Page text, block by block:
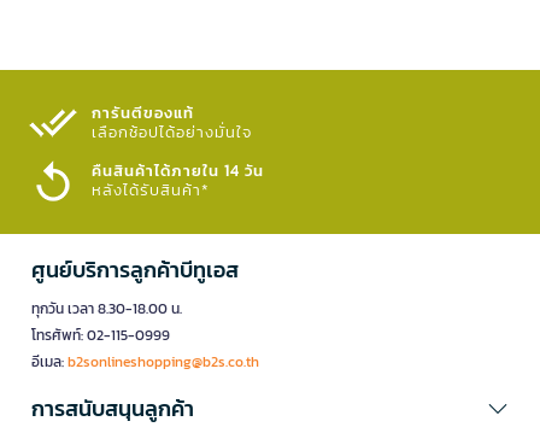
การันตีของแท้
เลือกช้อปได้อย่างมั่นใจ​
คืนสินค้าได้ภายใน 14 วัน
หลังได้รับสินค้า*
ศูนย์บริการลูกค้าบีทูเอส
ทุกวัน เวลา 8.30-18.00 น.
โทรศัพท์: 02-115-0999
อีเมล:b2sonlineshopping@b2s.co.th
การสนับสนุนลูกค้า